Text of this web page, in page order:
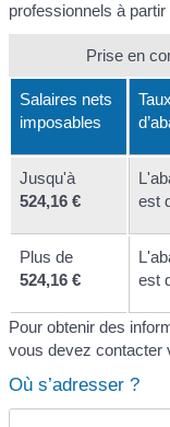
professionnels à
Prise en
Salaires nets
imposables
Taux
Jusqu'à
524,16 €
est
Plus de
524,16 €
est
Pour obtenir des
vous devez contacter
Où s’adresser ?